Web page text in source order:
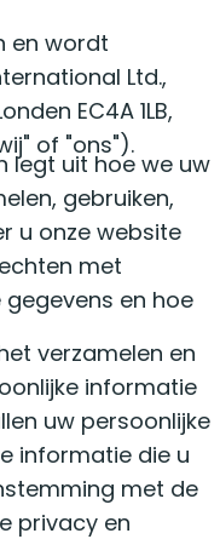
en wordt
Ltd.,
EC4A 1LB,
of "ons").
legt uit hoe we uw
gebruiken,
u onze website
met
en hoe
verzamelen en
informatie
uw persoonlijke
informatie die u
met de
privacy en